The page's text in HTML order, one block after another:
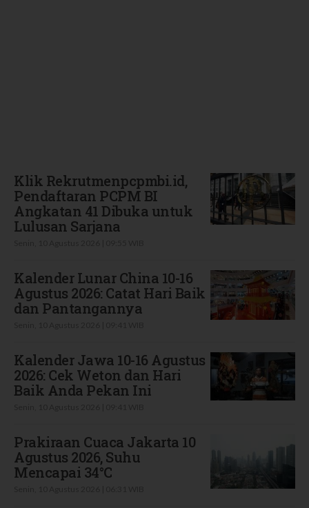
Klik Rekrutmenpcpmbi.id,
Pendaftaran PCPM BI
Angkatan 41 Dibuka untuk
Lulusan Sarjana
Kalender Lunar China 10-16
Agustus 2026: Catat Hari Baik
dan Pantangannya
Kalender Jawa 10-16 Agustus
2026: Cek Weton dan Hari
Baik Anda Pekan Ini
Prakiraan Cuaca Jakarta 10
Agustus 2026, Suhu
Mencapai 34°C